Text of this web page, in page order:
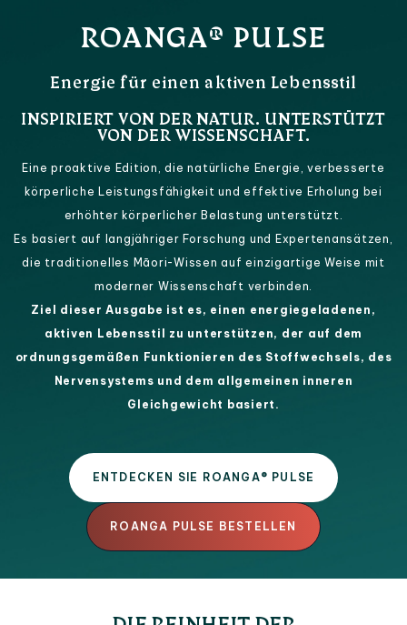
ROANGA® PULSE
Energie für einen aktiven Lebensstil
INSPIRIERT VON DER NATUR. UNTERSTÜTZT
VON DER WISSENSCHAFT.
Eine proaktive Edition, die natürliche Energie, verbesserte
körperliche Leistungsfähigkeit und effektive Erholung bei
erhöhter körperlicher Belastung unterstützt.
Es basiert auf langjähriger Forschung und Expertenansätzen,
die traditionelles Māori-Wissen auf einzigartige Weise mit
moderner Wissenschaft verbinden.
Ziel dieser Ausgabe ist es, einen energiegeladenen,
aktiven Lebensstil zu unterstützen, der auf dem
ordnungsgemäßen Funktionieren des Stoffwechsels, des
Nervensystems und dem allgemeinen inneren
Gleichgewicht basiert.
ENTDECKEN SIE ROANGA® PULSE
ROANGA PULSE BESTELLEN